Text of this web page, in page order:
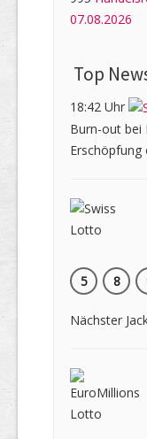
07.08.2026
Top
18:42 Uhr
Burn-out bei
5
8
Nächster